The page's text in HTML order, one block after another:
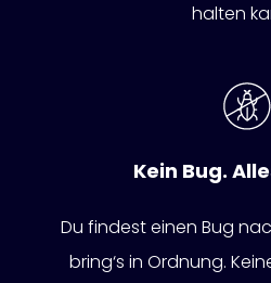
halten
Kein Bug.
Du findest einen Bug
bring‘s in Ordnung.